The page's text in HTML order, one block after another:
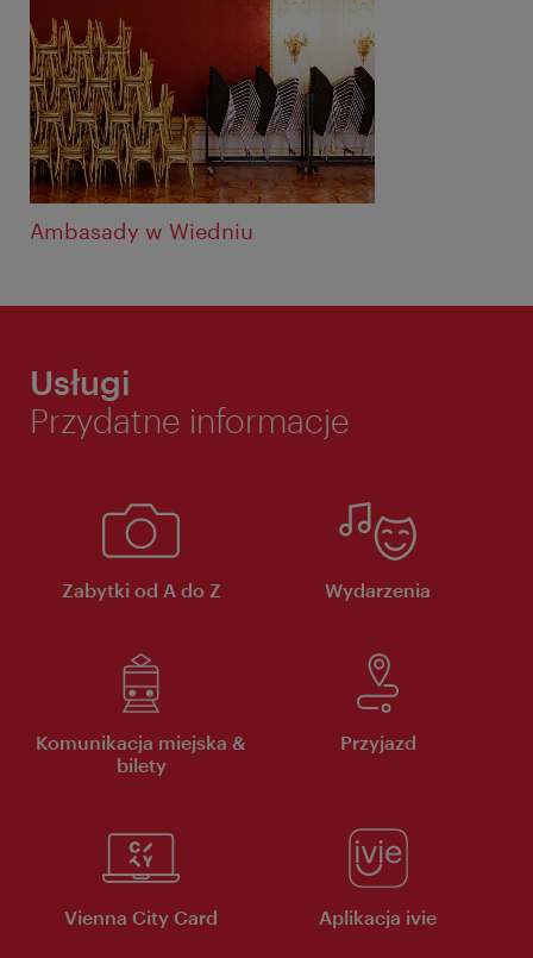
Ambasady w Wiedniu
Usługi
Przydatne informacje
Zabytki od A do Z Wydarzenia
Komunikacja miejska &
bilety
Przyjazd
Vienna City Card Aplikacja ivie